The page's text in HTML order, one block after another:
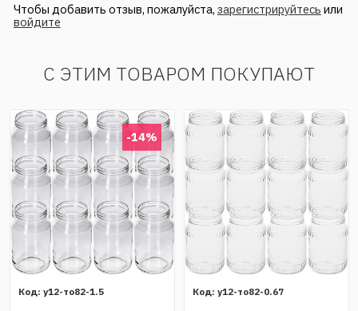
Чтобы добавить отзыв, пожалуйста, зарегистрируйтесь или
войдите
С ЭТИМ ТОВАРОМ ПОКУПАЮТ
-14%
у12-то82-1.5 у12-то82-0.67